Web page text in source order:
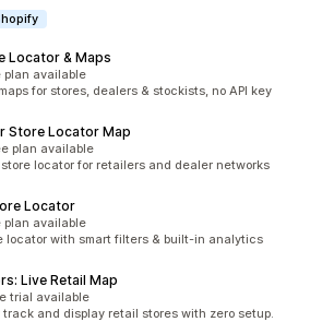
Locator & Maps
plan available
for stores, dealers & stockists, no API key
Store Locator Map
plan available
store locator for retailers and dealer networks
Locator
plan available
locator with smart filters & built-in analytics
Live Retail Map
trial available
and display retail stores with zero setup.